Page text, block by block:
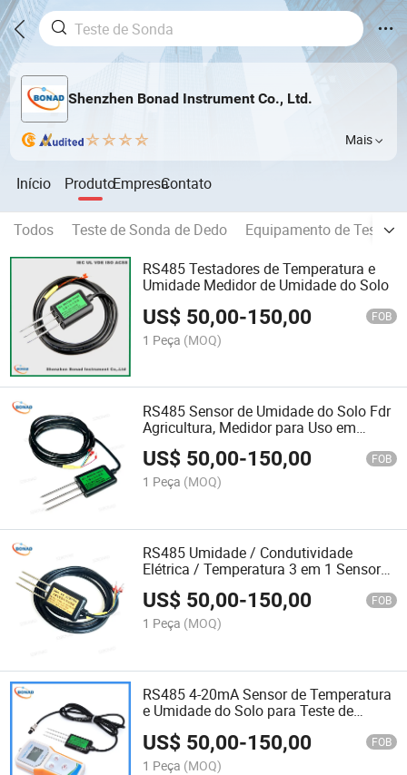
Shenzhen Bonad Instrument Co., Ltd.
Mais
Início ProdutoEmpresaContato
Todos Teste de Sonda de Dedo
Equipamento de Teste à
RS485 Testadores de Temperatura e
Umidade Medidor de Umidade do Solo
US$ 50,00-150,00 FOB
1 Peça (MOQ)
RS485 Sensor de Umidade do Solo Fdr
Agricultura, Medidor para Uso em
Estufa
US$ 50,00-150,00 FOB
1 Peça (MOQ)
RS485 Umidade / Condutividade
Elétrica / Temperatura 3 em 1 Sensor
de Solo
US$ 50,00-150,00 FOB
1 Peça (MOQ)
RS485 4-20mA Sensor de Temperatura
e Umidade do Solo para Teste de
US$ 50,00-150,00 FOB
1 Peça (MOQ)